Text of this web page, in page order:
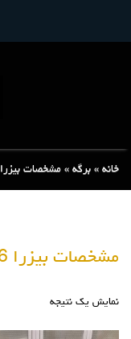
خانه » برگه » مشخصات بیزرا b2016
مشخصات بیزرا b2016
نمایش یک نتیجه